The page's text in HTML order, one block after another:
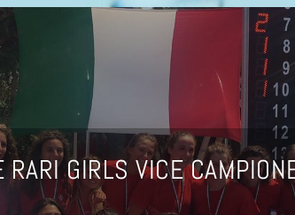
GIRLS VICE